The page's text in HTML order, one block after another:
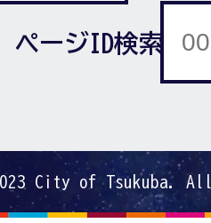
ページID検索
City of Tsukuba.